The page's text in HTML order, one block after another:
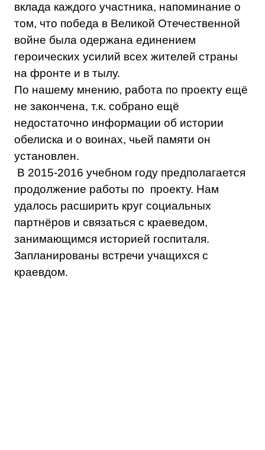
вклада каждого участника, напоминание о
том, что победа в Великой Отечественной
войне была одержана единением
героических усилий всех жителей страны
на фронте и в тылу.
По нашему мнению, работа по проекту ещё
не закончена, т.к. собрано ещё
недостаточно информации об истории
обелиска и о воинах, чьей памяти он
установлен.
В 2015-2016 учебном году предполагается
продолжение работы по проекту. Нам
удалось расширить круг социальных
партнёров и связаться с краеведом,
занимающимся историей госпиталя.
Запланированы встречи учащихся с
краевдом.